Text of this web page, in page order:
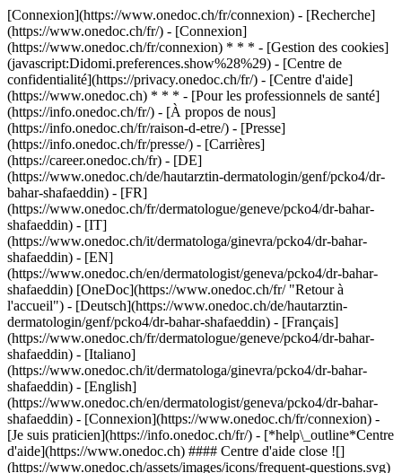
[Connexion](https://www.onedoc.ch/fr/connexion) - [Recherche]
(https://www.onedoc.ch/fr/) - [Connexion]
(https://www.onedoc.ch/fr/connexion) * * * - [Gestion des cookies]
(javascript:Didomi.preferences.show%28%29) - [Centre de
confidentialité](https://privacy.onedoc.ch/fr/) - [Centre d'aide]
(https://www.onedoc.ch) * * * - [Pour les professionnels de santé]
(https://info.onedoc.ch/fr/) - [À propos de nous]
(https://info.onedoc.ch/fr/raison-d-etre/) - [Presse]
(https://info.onedoc.ch/fr/presse/) - [Carrières]
(https://career.onedoc.ch/fr) - [DE]
(https://www.onedoc.ch/de/hautarztin-dermatologin/genf/pcko4/dr-
bahar-shafaeddin) - [FR]
(https://www.onedoc.ch/fr/dermatologue/geneve/pcko4/dr-bahar-
shafaeddin) - [IT]
(https://www.onedoc.ch/it/dermatologa/ginevra/pcko4/dr-bahar-
shafaeddin) - [EN]
(https://www.onedoc.ch/en/dermatologist/geneva/pcko4/dr-bahar-
shafaeddin) [OneDoc](https://www.onedoc.ch/fr/ "Retour à
l'accueil") - [Deutsch](https://www.onedoc.ch/de/hautarztin-
dermatologin/genf/pcko4/dr-bahar-shafaeddin) - [Français]
(https://www.onedoc.ch/fr/dermatologue/geneve/pcko4/dr-bahar-
shafaeddin) - [Italiano]
(https://www.onedoc.ch/it/dermatologa/ginevra/pcko4/dr-bahar-
shafaeddin) - [English]
(https://www.onedoc.ch/en/dermatologist/geneva/pcko4/dr-bahar-
shafaeddin) - [Connexion](https://www.onedoc.ch/fr/connexion) -
[Je suis praticien](https://info.onedoc.ch/fr/) - [*help\_outline*Centre
d'aide](https://www.onedoc.ch) #### Centre d'aide close ![]
(https://www.onedoc.ch/assets/images/icons/frequent-questions.svg)